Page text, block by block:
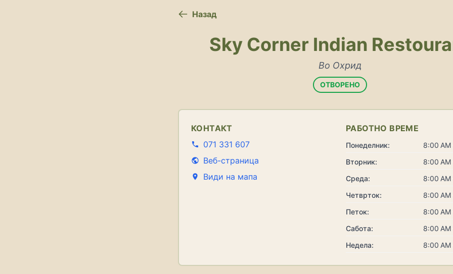
Назад
Sky Corner Indian
Во Охрид
ОТВОРЕНО
КОНТАКТ
071 331 607
Веб-страница
Види на мапа
РАБОТНО ВРЕМЕ
Понеделник:
8:00 AM
Вторник:
8:00 AM
Среда:
8:00 AM
Четврток:
8:00 AM
Петок:
8:00 AM
Сабота:
8:00 AM
Недела:
8:00 AM